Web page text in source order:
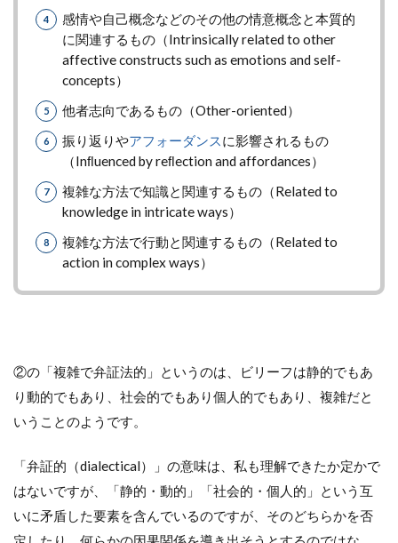
感情や自己概念などのその他の情意概念と本質的
に関連するもの（Intrinsically related to other
affective constructs such as emotions and self-
concepts）
他者志向であるもの（Other-oriented）
振り返りやアフォーダンス に影響されるもの
（Inﬂuenced by reﬂection and affordances）
複雑な方法で知識と関連するもの（Related to
knowledge in intricate ways）
複雑な方法で行動と関連するもの（Related to
action in complex ways）
②の「複雑で弁証法的」というのは、ビリーフは静的でもあ
り動的でもあり、社会的でもあり個人的でもあり、複雑だと
いうことのようです。
「弁証的（dialectical）」の意味は、私も理解できたか定かで
はないですが、「静的・動的」「社会的・個人的」という互
いに矛盾した要素を含んでいるのですが、そのどちらかを否